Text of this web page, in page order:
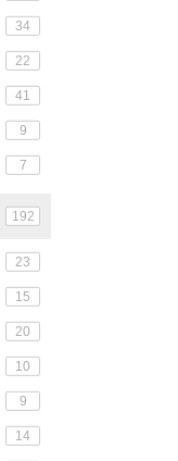
34
22
41
9
7
192
23
15
20
10
9
14